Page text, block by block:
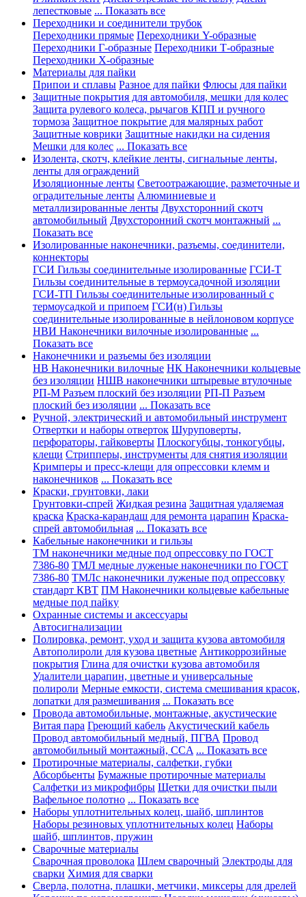
лепестковые ... Показать все
Переходники и соединители трубок
Переходники прямые Переходники Y-образные
Переходники Г-образные Переходники Т-образные
Переходники Х-образные
Материалы для пайки
Припои и сплавы Разное для пайки Флюсы для пайки
Защитные покрытия для автомобиля, мешки для колес
Защита рулевого колеса, рычагов КПП и ручного
тормоза Защитное покрытие для малярных работ
Защитные коврики Защитные накидки на сидения
Мешки для колес ... Показать все
Изолента, скотч, клейкие ленты, сигнальные ленты,
ленты для ограждений
Изоляционные ленты Светоотражающие, разметочные и
оградительные ленты Алюминиевые и
металлизированные ленты Двухсторонний скотч
автомобильный Двухсторонний скотч монтажный ...
Показать все
Изолированные наконечники, разъемы, соединители,
коннекторы
ГСИ Гильзы соединительные изолированные ГСИ-Т
Гильзы соединительные в термоусадочной изоляции
ГСИ-ТП Гильзы соединительные изолированный с
термоусадкой и припоем ГСИ(н) Гильзы
соединительные изолированные в нейлоновом корпусе
НВИ Наконечники вилочные изолированные ...
Показать все
Наконечники и разъемы без изоляции
НВ Наконечники вилочные НК Наконечники кольцевые
без изоляции НШВ наконечники штыревые втулочные
РП-М Разъем плоский без изоляции РП-П Разъем
плоский без изоляции ... Показать все
Ручной, электрический и автомобильный инструмент
Отвертки и наборы отверток Шуруповерты,
перфораторы, гайковерты Плоскогубцы, тонкогубцы,
клещи Стрипперы, инструменты для снятия изоляции
Кримперы и пресс-клещи для опрессовки клемм и
наконечников ... Показать все
Краски, грунтовки, лаки
Грунтовки-спрей Жидкая резина Защитная удаляемая
краска Краска-карандаш для ремонта царапин Краска-
спрей автомобильная ... Показать все
Кабельные наконечники и гильзы
ТМ наконечники медные под опрессовку по ГОСТ
7386-80 ТМЛ медные луженые наконечники по ГОСТ
7386-80 ТМЛс наконечники луженые под опрессовку
стандарт КВТ ПМ Наконечники кольцевые кабельные
медные под пайку
Охранные системы и аксессуары
Автосигнализации
Полировка, ремонт, уход и защита кузова автомобиля
Автополироли для кузова цветные Антикоррозийные
покрытия Глина для очистки кузова автомобиля
Удалители царапин, цветные и универсальные
полироли Мерные емкости, система смешивания красок,
лопатки для размешивания ... Показать все
Провода автомобильные, монтажные, акустические
Витая пара Греющий кабель Акустический кабель
Провод автомобильный медный, ПГВА Провод
автомобильный монтажный, CCA ... Показать все
Протирочные материалы, салфетки, губки
Абсорбьенты Бумажные протирочные материалы
Салфетки из микрофибры Щетки для очистки пыли
Вафельное полотно ... Показать все
Наборы уплотнительных колец, шайб, шплинтов
Наборы резиновых уплотнительных колец Наборы
шайб, шплинтов, пружин
Сварочные материалы
Сварочная проволока Шлем сварочный Электроды для
сварки Химия для сварки
Сверла, полотна, плашки, метчики, миксеры для дрелей